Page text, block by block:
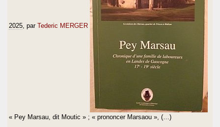
2025 , par Tederic MERGER
« Pey Marsau, dit Moutic » ; « prononcer Marsaou », (…)